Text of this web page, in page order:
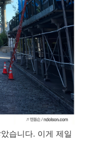
습니다. 이게 제일